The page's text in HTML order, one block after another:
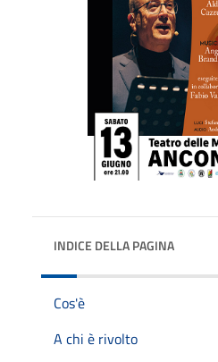
INDICE DELLA PAGINA
Cos'è
A chi è rivolto